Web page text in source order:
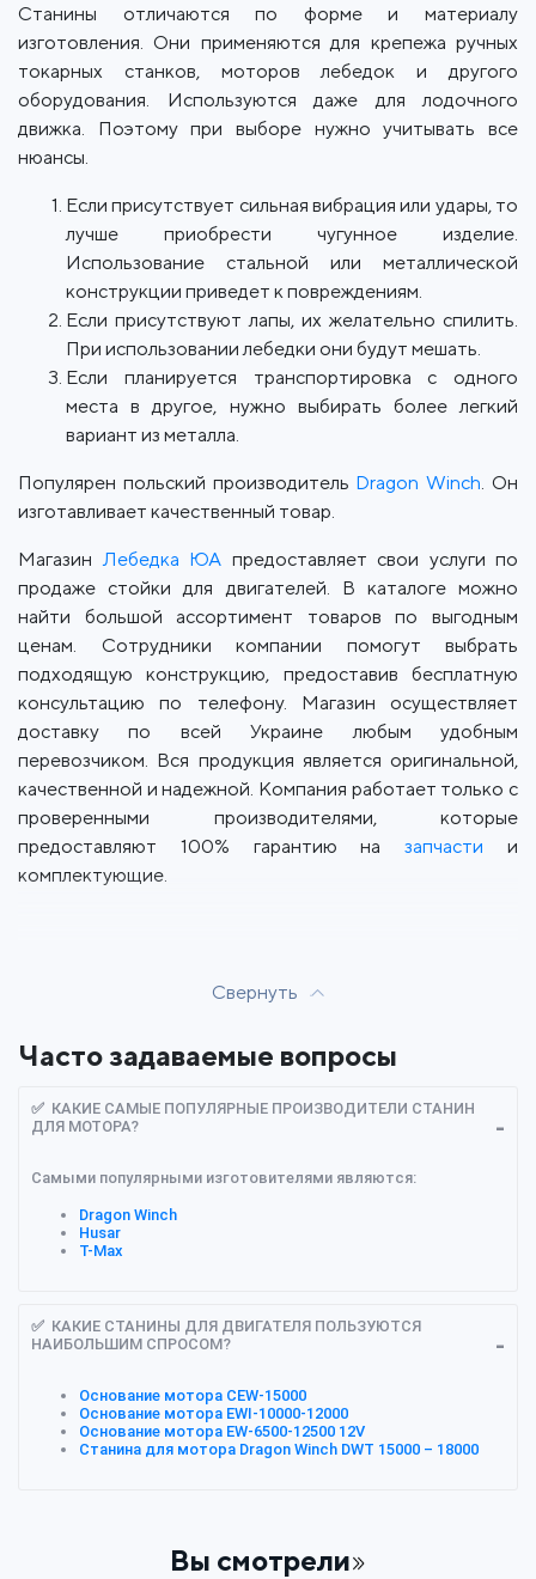
Станины отличаются по форме и материалу
изготовления. Они применяются для крепежа ручных
токарных станков, моторов лебедок и другого
оборудования. Используются даже для лодочного
движка. Поэтому при выборе нужно учитывать все
нюансы.
Если присутствует сильная вибрация или удары, то
лучше приобрести чугунное изделие.
Использование стальной или металлической
конструкции приведет к повреждениям.
Если присутствуют лапы, их желательно спилить.
При использовании лебедки они будут мешать.
Если планируется транспортировка с одного
места в другое, нужно выбирать более легкий
вариант из металла.
Популярен польский производитель Dragon Winch. Он
изготавливает качественный товар.
МагазинЛебедка ЮА предоставляет свои услуги по
продаже стойки для двигателей. В каталоге можно
найти большой ассортимент товаров по выгодным
ценам. Сотрудники компании помогут выбрать
подходящую конструкцию, предоставив бесплатную
консультацию по телефону. Магазин осуществляет
доставку по всей Украине любым удобным
перевозчиком. Вся продукция является оригинальной,
качественной и надежной. Компания работает только с
проверенными производителями, которые
предоставляют 100% гарантию назапчасти и
комплектующие.
Свернуть
Часто задаваемые вопросы
✅ КАКИЕ САМЫЕ ПОПУЛЯРНЫЕ ПРОИЗВОДИТЕЛИ СТАНИН
ДЛЯ МОТОРА?
Самыми популярными изготовителями являются:
Dragon Winch
Husar
T-Max
✅ КАКИЕ СТАНИНЫ ДЛЯ ДВИГАТЕЛЯ ПОЛЬЗУЮТСЯ
НАИБОЛЬШИМ СПРОСОМ?
Основание мотора CEW-15000
Основание мотора EWI-10000-12000
Основание мотора EW-6500-12500 12V
Станина для мотора Dragon Winch DWT 15000 – 18000
Вы смотрели